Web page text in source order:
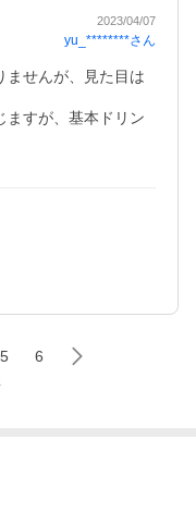
2023/04/07
yu_********さん
ませんが、見た目は
ますが、基本ドリン
5 6